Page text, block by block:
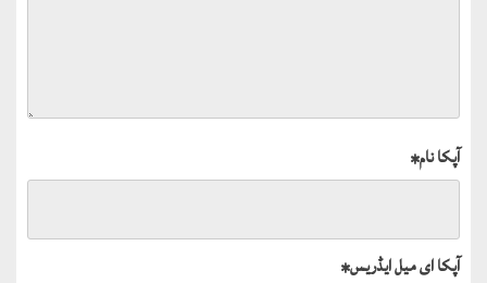
آپکا نام*
آپکا ای میل ایڈریس*